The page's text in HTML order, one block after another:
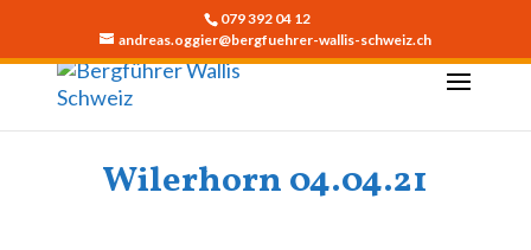
079 392 04 12
andreas.oggier@bergfuehrer-wallis-schweiz.ch
Wilerhorn 04.04.21